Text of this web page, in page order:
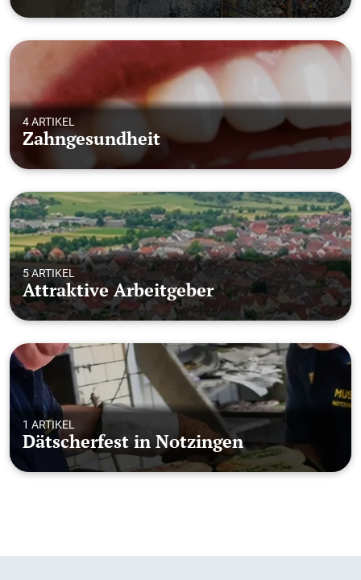
4 ARTIKEL
Zahngesundheit
5 ARTIKEL
Attraktive Arbeitgeber
1 ARTIKEL
Dätscherfest in Notzingen